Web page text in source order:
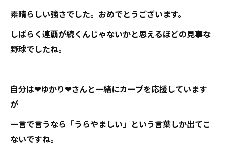
素晴らしい強さでした。おめでとうございます。
しばらく連覇が続くんじゃないかと思えるほどの見事な
野球でしたね。
自分は❤ゆかり❤さんと一緒にカープを応援しています
が
一言で言うなら「うらやましい」という言葉しか出てこ
ないですね。